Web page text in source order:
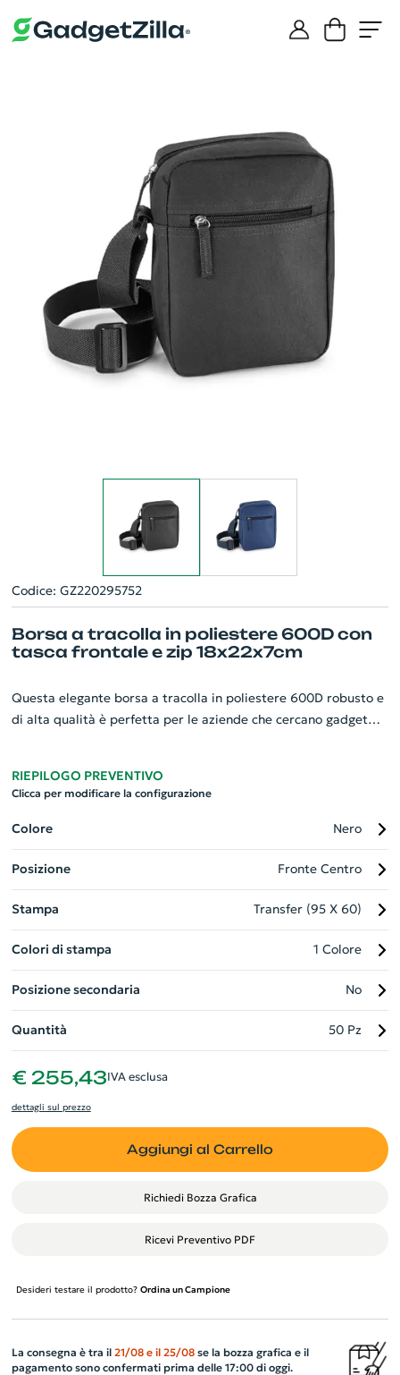
Codice: GZ220295752
Borsa a tracolla in poliestere 600D con
tasca frontale e zip 18x22x7cm
Questa elegante borsa a tracolla in poliestere 600D robusto e
di alta qualità è perfetta per le aziende che cercano gadget
piccoli oggetti e una tracolla regolabile per un comfort
extra. Con il suo design moderno, questa borsa può essere
personalizzata per riflettere perfettamente l'immagine del tuo
marchio.
RIEPILOGO PREVENTIVO
Clicca per modificare la configurazione
Colore Nero
Posizione Fronte Centro
Stampa Transfer (95 X 60)
Colori di stampa 1 Colore
Posizione secondaria No
Quantità 50 Pz
€ 255,43IVA esclusa
dettagli sul prezzo
Aggiungi al Carrello
Richiedi Bozza Grafica
Ricevi Preventivo PDF
Desideri testare il prodotto? Ordina un Campione
La consegna è tra il 21/08 e il 25/08se la bozza grafica e il
pagamento sono confermati prima delle 17:00 di oggi.